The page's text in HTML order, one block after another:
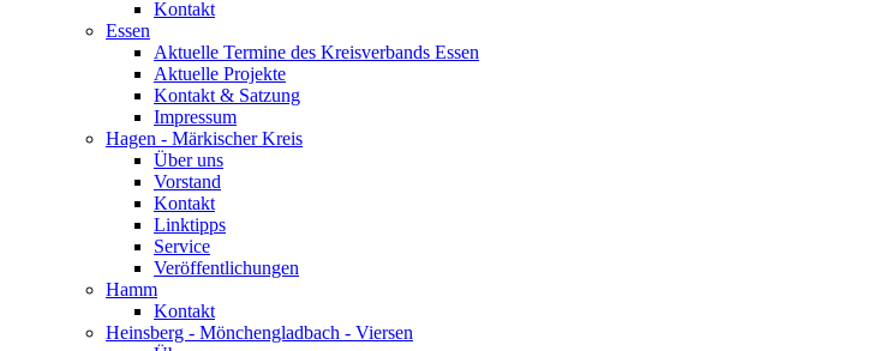
Kontakt
Essen
Aktuelle Termine des Kreisverbands Essen
Aktuelle Projekte
Kontakt & Satzung
Impressum
Hagen - Märkischer Kreis
Über uns
Vorstand
Kontakt
Linktipps
Service
Veröffentlichungen
Hamm
Kontakt
Heinsberg - Mönchengladbach - Viersen